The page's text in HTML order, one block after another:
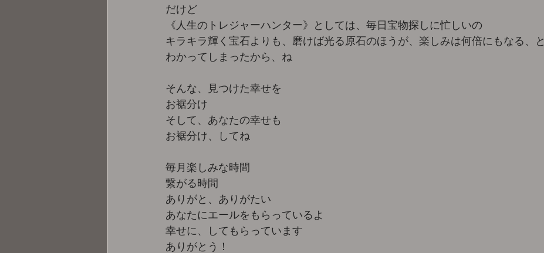
だけど
《人生のトレジャーハンター》としては、毎日宝物探しに忙しいの
キラキラ輝く宝石よりも、磨けば光る原石のほうが、楽しみは何倍にもなる、と
わかってしまったから、ね
そんな、見つけた幸せを
お裾分け
そして、あなたの幸せも
お裾分け、してね
毎月楽しみな時間
繋がる時間
ありがと、ありがたい
あなたにエールをもらっているよ
幸せに、してもらっています
ありがとう！